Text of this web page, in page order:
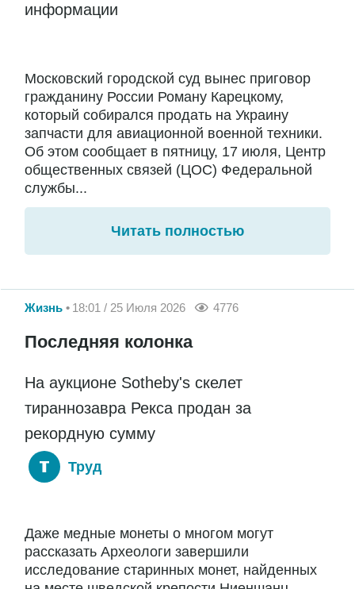
информации
Московский городской суд вынес приговор
гражданину России Роману Карецкому,
который собирался продать на Украину
запчасти для авиационной военной техники.
Об этом сообщает в пятницу, 17 июля, Центр
общественных связей (ЦОС) Федеральной
службы...
Читать полностью
Жизнь 18:01 / 25 Июля 2026 4776
Последняя колонка
На аукционе Sotheby's скелет
тираннозавра Рекса продан за
рекордную сумму
Труд
Даже медные монеты о многом могут
рассказать Археологи завершили
исследование старинных монет, найденных